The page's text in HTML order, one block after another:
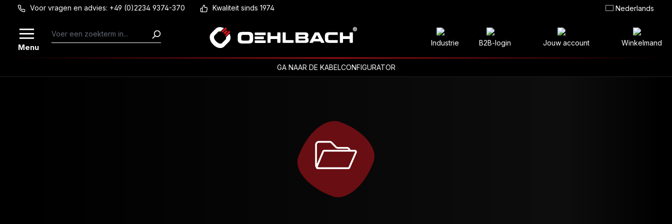
Ga naar de hoofdinhoud
Voor vragen en advies: +49 (0)2234 9374-370 Kwaliteit sinds 1974 Nederlands
Menu Industrie B2B-login Jouw account Winkelmand
GA NAAR DE KABELCONFIGURATOR